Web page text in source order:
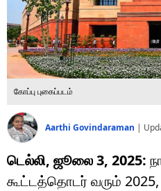
போட்டோ கேலரி
கோப்பு புகைப்படம்
Aarthi Govindaraman |
டெல்லி, ஜூலை 3, 2025:
கூட்டத்தொடர் வரும்